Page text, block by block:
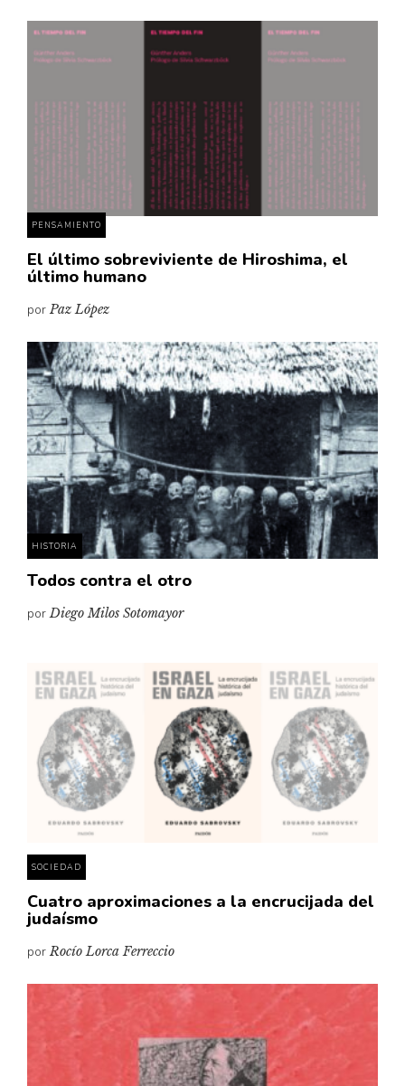
PENSAMIENTO
El último sobreviviente de Hiroshima, el
último humano
porPaz López
HISTORIA
Todos contra el otro
porDiego Milos Sotomayor
SOCIEDAD
Cuatro aproximaciones a la encrucijada del
judaísmo
porRocío Lorca Ferreccio